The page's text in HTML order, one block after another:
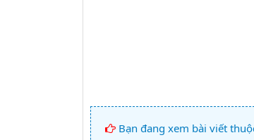
Bạn đang xem bài viết